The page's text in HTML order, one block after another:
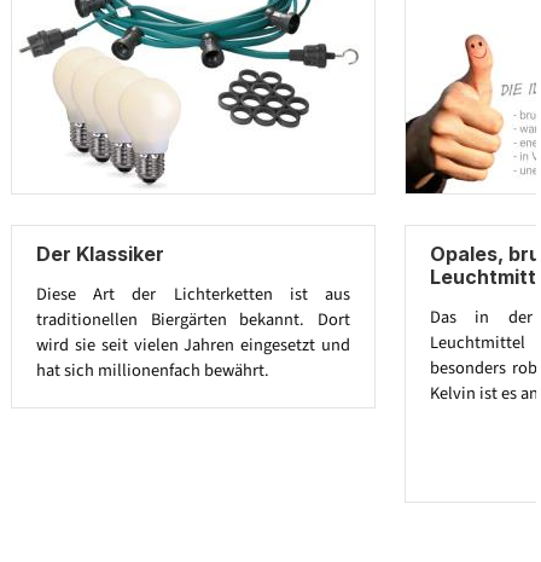
Der Klassiker
Diese Art der Lichterketten ist aus
traditionellen Biergärten bekannt. Dort
wird sie seit vielen Jahren eingesetzt und
hat sich millionenfach bewährt.
Opales,
Das in der
besonders
Kelvin ist es